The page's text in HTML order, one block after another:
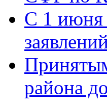
С 1 июня
района